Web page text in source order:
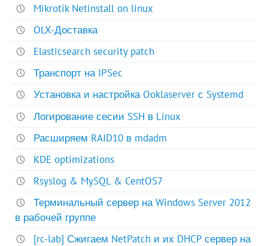
Mikrotik Netinstall on linux
OLX-Доставка
Elasticsearch security patch
Транспорт на IPSec
Установка и настройка Ooklaserver с Systemd
Логирование сесии SSH в Linux
Расширяем RAID10 в mdadm
KDE optimizations
Rsyslog & MySQL & CentOS7
Терминальный сервер на Windows Server 2012
в рабочей группе
[rc-lab] Сжигаем NetPatch и их DHCP сервер на